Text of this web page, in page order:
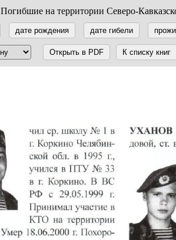
Погибшие на территории Северо-
дате рождения дате гибели
Открыть в PDF К списку книг